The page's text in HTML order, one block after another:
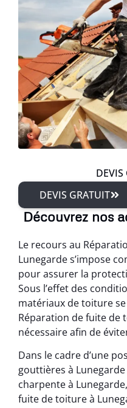
DEVIS
DEVIS GRATUIT
Découvrez nos
Le recours au
Lunegarde s’impose
pour assurer la
Sous l’effet des
matériaux de toiture
Réparation de fuite de
nécessaire afin de
Dans le cadre d’une
gouttières à
charpente à
fuite de toiture à